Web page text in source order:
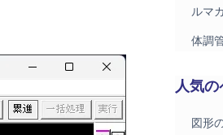
ルマ
体調
人気
図形